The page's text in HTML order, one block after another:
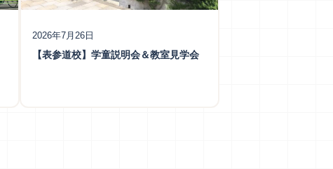
2026年7月26日
【表参道校】学童説明会＆教室見学会